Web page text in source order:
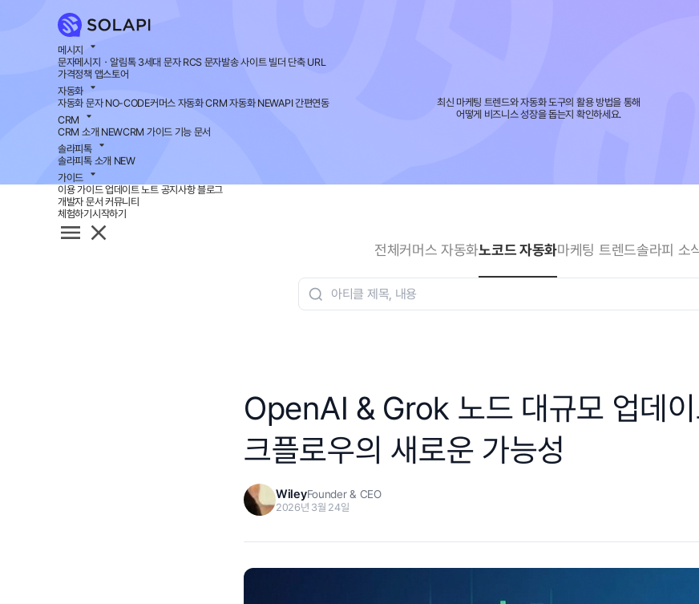
메시지
문자메시지・알림톡 3세대 문자 RCS 문자발송 사이트 빌더 단축 URL
가격정책 앱스토어
자동화
자동화 문자 NO-CODE커머스 자동화CRM 자동화 NEWAPI 간편연동
CRM
CRM 소개 NEWCRM 가이드 기능 문서
솔라피톡
솔라피톡 소개 NEW
가이드
이용 가이드업데이트 노트 공지사항블로그
개발자 문서 커뮤니티
체험하기 시작하기
최신 마케팅 트렌드와 자동화 도구의 활용 방법을 통해
어떻게 비즈니스 성장을 돕는지 확인하세요.
전체 커머스 자동화노코드 자동화마케팅 트렌드솔라피 소
OpenAI & Grok 노드 대규모 업데
크플로우의 새로운 가능성
WileyFounder & CEO
2026년 3월 24일